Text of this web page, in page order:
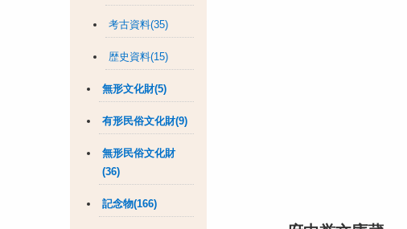
考古資料(35)
歴史資料(15)
無形文化財(5)
有形民俗文化財(9)
無形民俗文化財
(36)
記念物(166)